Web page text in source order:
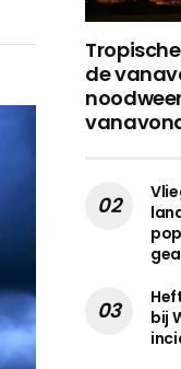
de
bij